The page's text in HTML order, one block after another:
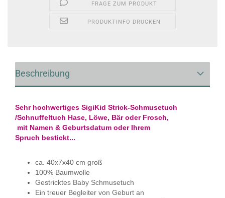
FRAGE ZUM PRODUKT
PRODUKTINFO DRUCKEN
Beschreibung
Sehr hochwertiges SigiKid Strick-Schmusetuch
/Schnuffeltuch Hase, Löwe, Bär oder Frosch,
mit Namen & Geburtsdatum oder Ihrem
Spruch bestickt...
ca. 40x7x40 cm groß
100% Baumwolle
Gestricktes Baby Schmusetuch
Ein treuer Begleiter von Geburt an